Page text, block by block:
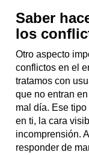
Saber
los
Otro aspecto
conflictos en el
tratamos con
que no entran
mal día. Ese
en ti, la cara
incomprensión.
responder de